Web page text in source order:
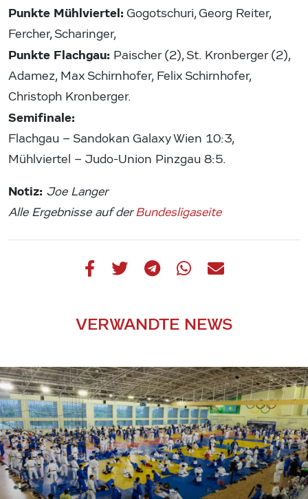
Punkte Mühlviertel: Gogotschuri, Georg Reiter,
Fercher, Scharinger,
Punkte Flachgau: Paischer (2), St. Kronberger (2),
Adamez, Max Schirnhofer, Felix Schirnhofer,
Christoph Kronberger.
Semifinale:
Flachgau – Sandokan Galaxy Wien 10:3,
Mühlviertel – Judo-Union Pinzgau 8:5.
Notiz: Joe Langer
Alle Ergebnisse auf derBundesligaseite
VERWANDTE NEWS